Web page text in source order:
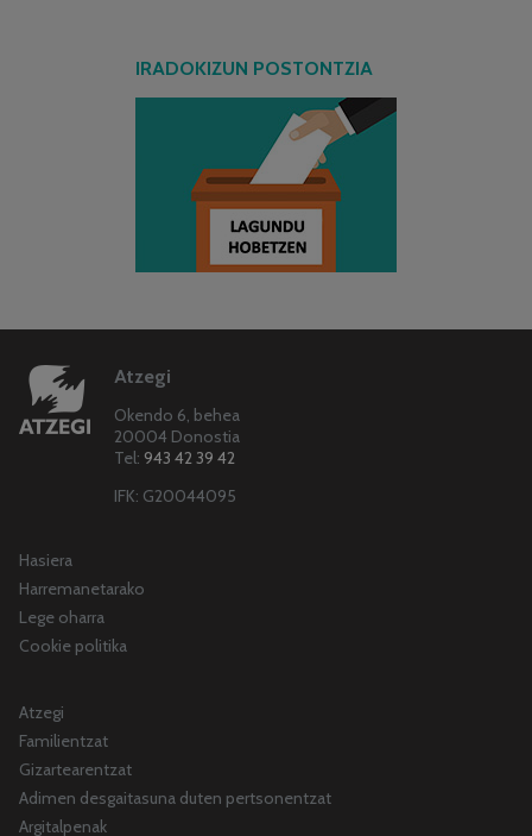
IRADOKIZUN POSTONTZIA
Atzegi
Okendo 6, behea
20004 Donostia
Tel: 943 42 39 42
IFK: G20044095
Hasiera
Harremanetarako
Lege oharra
Cookie politika
Atzegi
Familientzat
Gizartearentzat
Adimen desgaitasuna duten pertsonentzat
Argitalpenak